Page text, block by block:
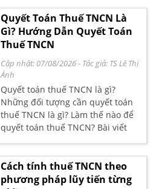
nào? Tải ngay mẫu đơn xin xác
nhận thu nhập dưới 1 triệu/1
tháng trong bài viết dưới đây.
Quyết Toán Thuế TNCN Là
Gì? Hướng Dẫn Quyết Toán
Thuế TNCN
Cập nhật: 07/08/2026- Tác giả: TS Lê Thị
Ánh
Quyết toán thuế TNCN là gì?
Những đối tượng cần quyết toán
thuế TNCN là gì? Làm thế nào để
quyết toán thuế TNCN? Bài viết
thu nhập cá nhân (TNCN)
Cách tính thuế TNCN theo
phương pháp lũy tiến từng